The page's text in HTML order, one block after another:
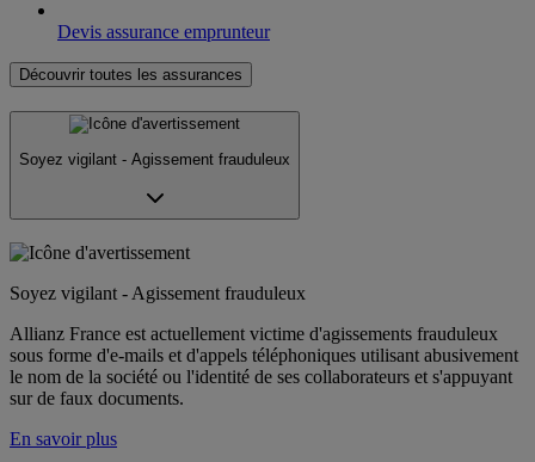
Devis assurance emprunteur
Découvrir toutes les assurances
Soyez vigilant - Agissement frauduleux
Soyez vigilant - Agissement frauduleux
Allianz France est actuellement victime d'agissements frauduleux
sous forme d'e-mails et d'appels téléphoniques utilisant abusivement
le nom de la société ou l'identité de ses collaborateurs et s'appuyant
sur de faux documents.
En savoir plus